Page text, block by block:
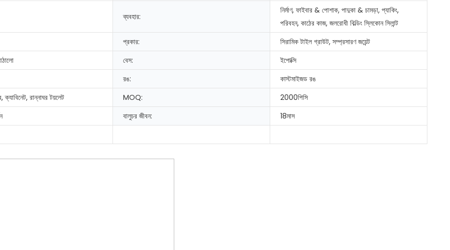
ব্যবহার:
নির্মাণ, ফাইবার & পোশাক, পাদুকা & চামড়া, প্যাকিং,
পরিবহন, কাঠের কাজ, জলরোধী বিল্ডিং স্লিকোন সিলান্ট
প্রকার:
সিরামিক টাইল গ্রাউট, সম্প্রসারণ জয়েন্ট
বেস:
ইপোক্সি
রঙ:
কাস্টমাইজড রঙ
রান্নাঘর টয়লেট MOQ:
2000পিসি
বালুচর জীবন:
18মাস